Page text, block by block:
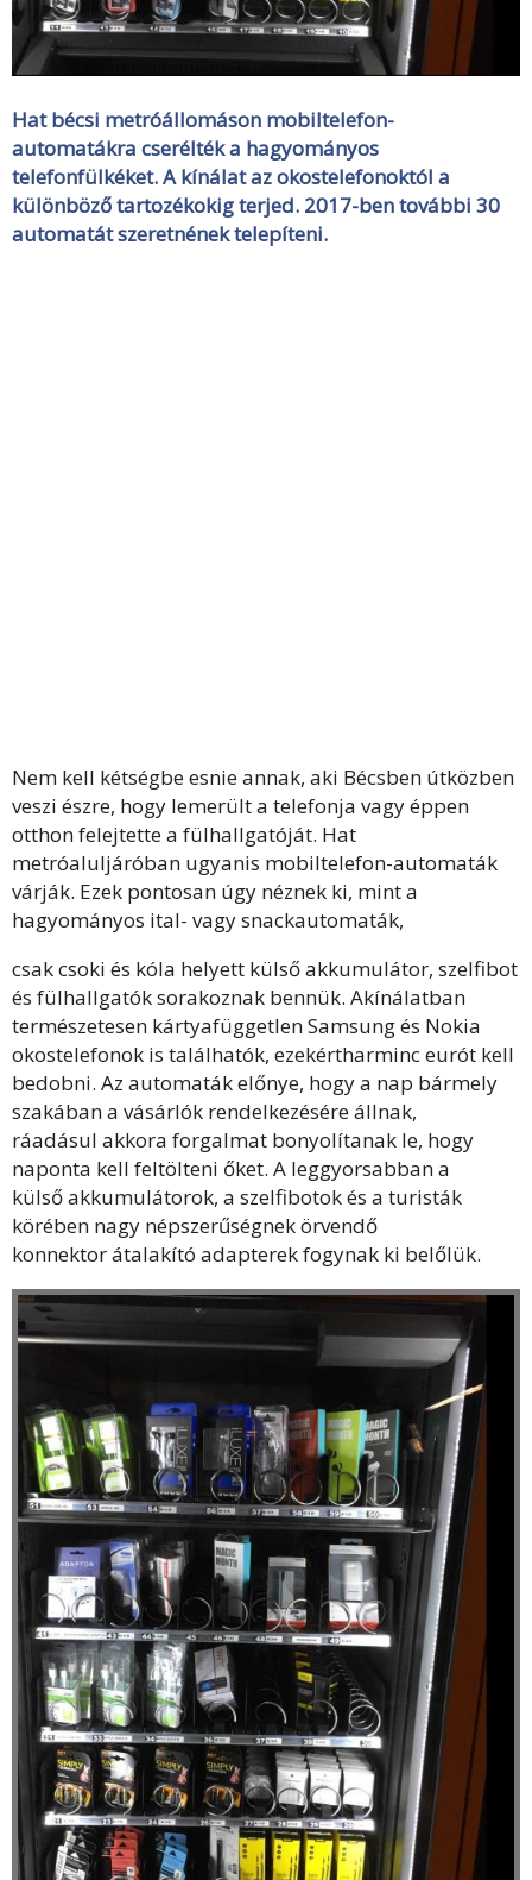
Hat bécsi metróállomáson mobiltelefon-
automatákra cserélték a hagyományos
telefonfülkéket. A kínálat az okostelefonoktól a
különböző tartozékokig terjed. 2017-ben további 30
automatát szeretnének telepíteni.
Nem kell kétségbe esnie annak, aki Bécsben útközben
veszi észre, hogy lemerült a telefonja vagy éppen
otthon felejtette a fülhallgatóját. Hat
metróaluljáróban ugyanis mobiltelefon-automaták
várják. Ezek pontosan úgy néznek ki, mint a
hagyományos ital- vagy snackautomaták,
csak csoki és kóla helyett külső akkumulátor, szelfibot
és fülhallgatók sorakoznak bennük. Akínálatban
természetesen kártyafüggetlen Samsung és Nokia
okostelefonok is találhatók, ezekértharminc eurót kell
bedobni. Az automaták előnye, hogy a nap bármely
szakában a vásárlók rendelkezésére állnak,
ráadásul akkora forgalmat bonyolítanak le, hogy
naponta kell feltölteni őket. A leggyorsabban a
külső akkumulátorok, a szelfibotok és a turisták
körében nagy népszerűségnek örvendő
konnektor átalakító adapterek fogynak ki belőlük.